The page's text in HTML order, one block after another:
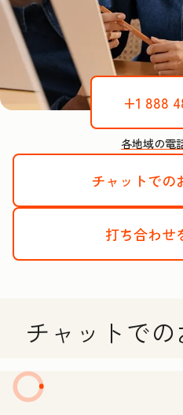
+1 888
各地域の電
チャットでの
打ち合わせ
チャットで